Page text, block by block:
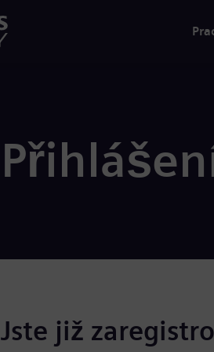
Jste již